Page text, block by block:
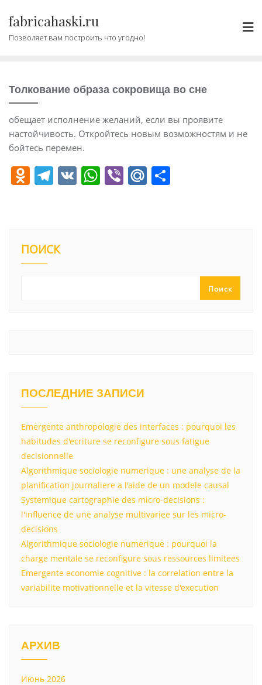
содержимому
fabricahaski.ru
Позволяет вам построить что угодно!
Толкование образа сокровища во сне
обещает исполнение желаний, если вы проявите
настойчивость. Откройтесь новым возможностям и не
бойтесь перемен.
O
kl
a
T
a
V W Vi M
ПОИСК
Поиск
ПОСЛЕДНИЕ ЗАПИСИ
Emergente anthropologie des interfaces : pourquoi les
habitudes d'ecriture se reconfigure sous fatigue
decisionnelle
Algorithmique sociologie numerique : une analyse de la
planification journaliere a l'aide de un modele causal
Systemique cartographie des micro-decisions :
l'influence de une analyse multivariee sur les micro-
decisions
Algorithmique sociologie numerique : pourquoi la
charge mentale se reconfigure sous ressources limitees
Emergente economie cognitive : la correlation entre la
variabilite motivationnelle et la vitesse d'execution
АРХИВ
Июнь 2026